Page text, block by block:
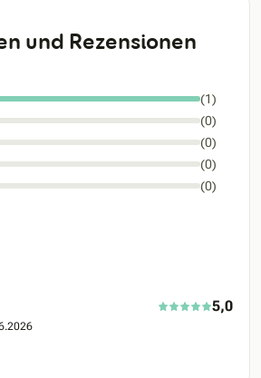
und Rezensionen
(1)
(0)
(0)
(0)
(0)
5,0